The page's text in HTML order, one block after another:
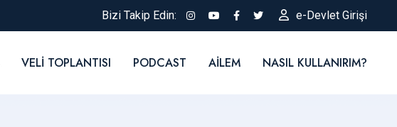
Bizi Takip Edin: e-Devlet Girişi
VELI TOPLANTISI PODCAST AILEM NASIL KULLANIRIM?